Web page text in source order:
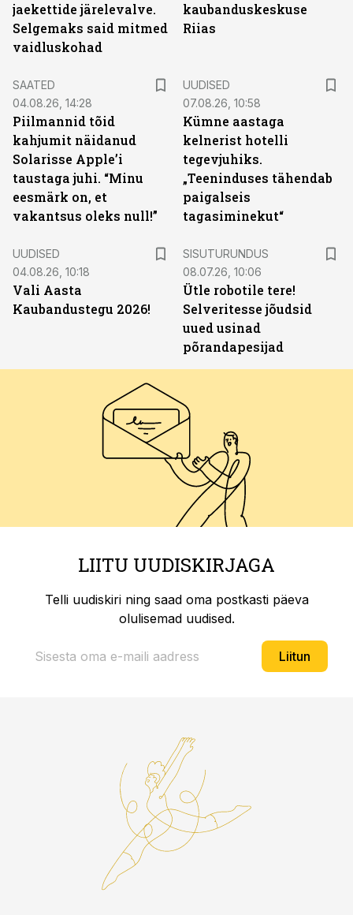
jaekettide järelevalve.
Selgemaks said mitmed
vaidluskohad
kaubanduskeskuse
Riias
SAATED
04.08.26, 14:28
Piilmannid tõid
kahjumit näidanud
Solarisse Apple’i
taustaga juhi. “Minu
eesmärk on, et
vakantsus oleks null!”
UUDISED
07.08.26, 10:58
Kümne aastaga
kelnerist hotelli
tegevjuhiks.
„Teeninduses tähendab
paigalseis
tagasiminekut“
UUDISED
04.08.26, 10:18
Vali Aasta
Kaubandustegu 2026!
SISUTURUNDUS
08.07.26, 10:06
Ütle robotile tere!
Selveritesse jõudsid
uued usinad
põrandapesijad
LIITU UUDISKIRJAGA
Telli uudiskiri ning saad oma postkasti päeva
olulisemad uudised.
Liitun